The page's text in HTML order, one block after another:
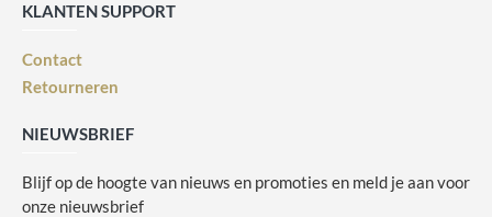
KLANTEN SUPPORT
Contact
Retourneren
NIEUWSBRIEF
Blijf op de hoogte van nieuws en promoties en meld je aan voor
onze nieuwsbrief